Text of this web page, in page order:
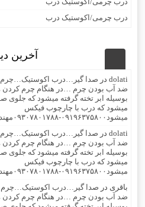
درب چرمی/اکوستیک درب
آخرین
dolati در صدا گیر…درب اکوستیک…چرم
ضد آب بودن چرم …در هنگام چرم
بوسیله ابر تخته گرفته میشود که جلوی
میشود که درب با چارچوب فیکس
میشود۰۹۱۹۶۳۷۵۸۰۰-۰۹۳۰۷۸۰۱۷۸۸مهندس دولتی
dolati در صدا گیر…درب اکوستیک…چرم
ضد آب بودن چرم …در هنگام چرم
بوسیله ابر تخته گرفته میشود که جلوی
میشود که درب با چارچوب فیکس
میشود۰۹۱۹۶۳۷۵۸۰۰-۰۹۳۰۷۸۰۱۷۸۸مهندس دولتی
باقری در صدا گیر…درب اکوستیک…چرم
ضد آب بودن چرم …در هنگام چرم